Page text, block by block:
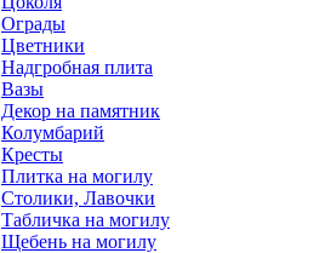
Ограды
Цветники
Надгробная плита
Вазы
Декор на памятник
Колумбарий
Кресты
Плитка на могилу
Столики, Лавочки
Табличка на могилу
Щебень на могилу